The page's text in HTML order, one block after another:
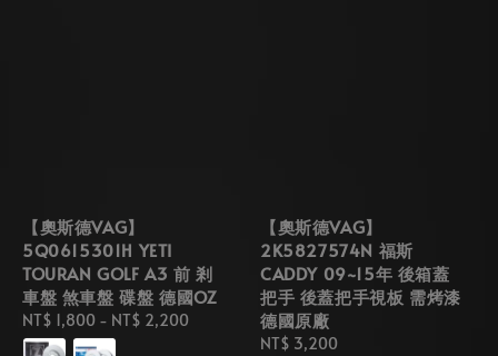
【奧斯德VAG】
5Q0615301H YETI
TOURAN GOLF A3 前 剎
車盤 煞車盤 碟盤 德國OZ
Regular
price
NT$ 1,800 - NT$ 2,200
【奧斯德VAG】
2K5827574N 福斯
CADDY 09~15年 後箱蓋
把手 後蓋把手視板 需烤漆
德國原廠
Regular
NT$ 3,200